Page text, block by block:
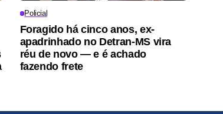
Policial
Foragido há cinco anos, ex-
apadrinhado no Detran-MS vira
réu de novo — e é achado
fazendo frete